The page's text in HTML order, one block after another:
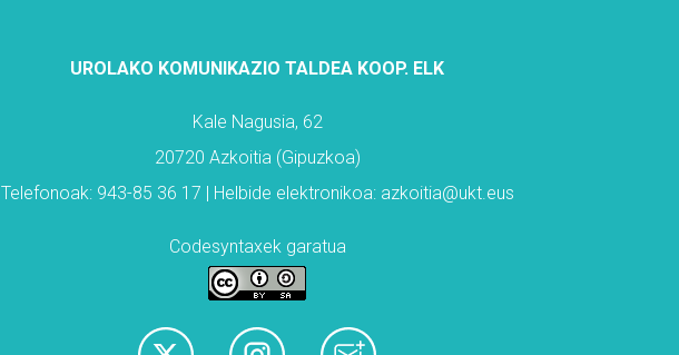
UROLAKO KOMUNIKAZIO TALDEA KOOP. ELK
Kale Nagusia, 62
20720 Azkoitia (Gipuzkoa)
Telefonoak: 943-85 36 17 | Helbide elektronikoa: azkoitia@ukt.eus
Codesyntaxek garatua